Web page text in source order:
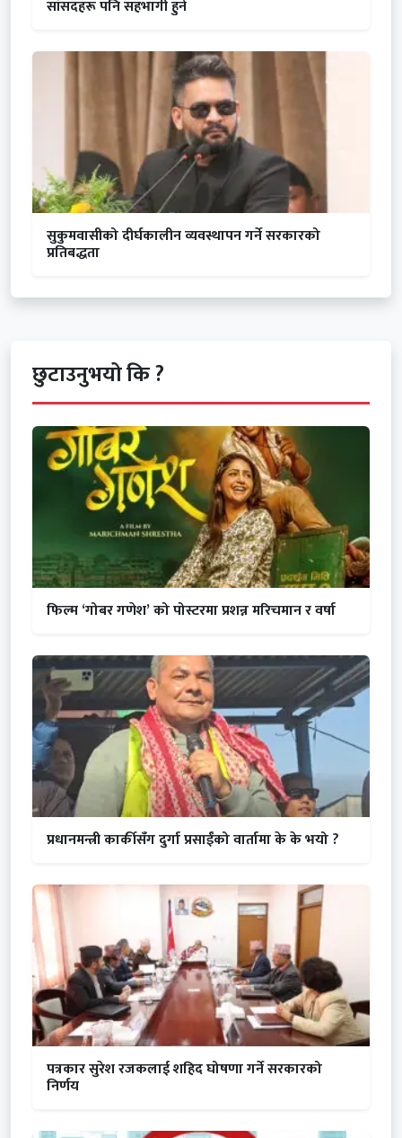
सांसदहरू पनि सहभागी हुने
सुकुमवासीको दीर्घकालीन व्यवस्थापन गर्ने सरकारको
प्रतिबद्धता
छुटाउनुभयो कि ?
फिल्म ‘गोबर गणेश’ को पोस्टरमा प्रशन्न मरिचमान र वर्षा
प्रधानमन्त्री कार्कीसँग दुर्गा प्रसाईंको वार्तामा के के भयो ?
पत्रकार सुरेश रजकलाई शहिद घोषणा गर्ने सरकारको
निर्णय